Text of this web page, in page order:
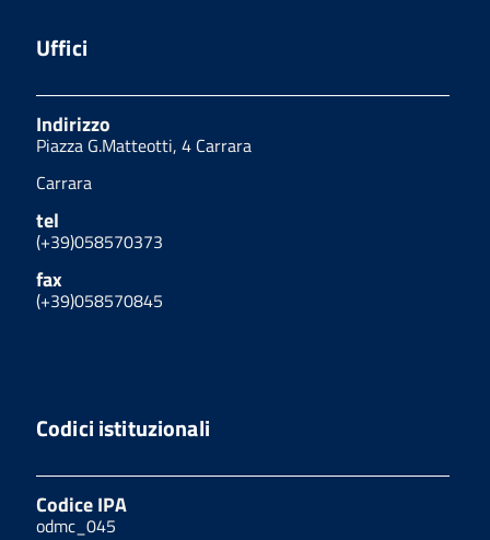
Uffici
Indirizzo
Piazza G.Matteotti, 4 Carrara
Carrara
tel
(+39)058570373
fax
(+39)058570845
Codici istituzionali
Codice IPA
odmc_045